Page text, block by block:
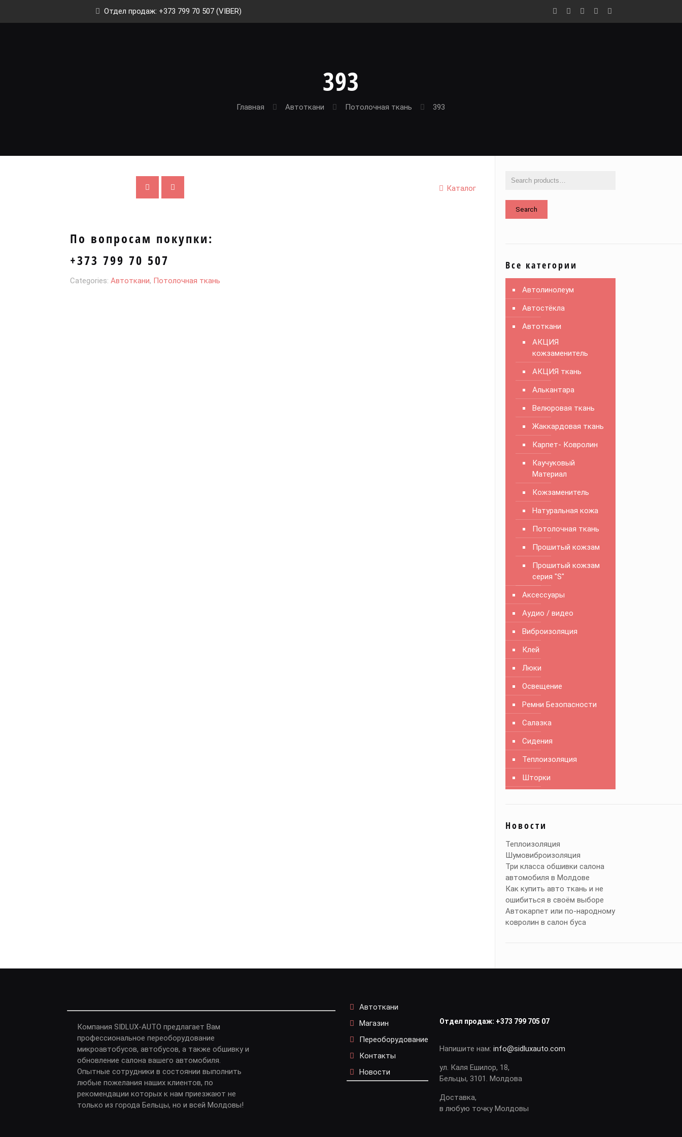
Отдел продаж: +373 799 70 507 (VIBER)
393
Главная Автоткани Потолочная ткань 393
Каталог
По вопросам покупки:
+373 799 70 507
Categories: Автоткани, Потолочная ткань
Search
Все категории
Автолинолеум
Автостёкла
Автоткани
АКЦИЯ
кожзаменитель
АКЦИЯ ткань
Алькантара
Велюровая ткань
Жаккардовая ткань
Карпет- Ковролин
Каучуковый
Материал
Кожзаменитель
Натуральная кожа
Потолочная ткань
Прошитый кожзам
Прошитый кожзам
серия "S"
Аксессуары
Аудио / видео
Виброизоляция
Клей
Люки
Освещение
Ремни Безопасности
Салазка
Сидения
Теплоизоляция
Шторки
Новости
Теплоизоляция
Шумовиброизоляция
Три класса обшивки салона
автомобиля в Молдове
Как купить авто ткань и не
ошибиться в своём выборе
Автокарпет или по-народному
ковролин в салон буса
Компания SIDLUX-AUTO предлагает Вам
профессиональное переоборудование
микроавтобусов, автобусов, а также обшивку и
обновление салона вашего автомобиля.
Опытные сотрудники в состоянии выполнить
любые пожелания наших клиентов, по
рекомендации которых к нам приезжают не
только из города Бельцы, но и всей Молдовы!
Автоткани
Магазин
Переоборудование
Контакты
Новости
Отдел продаж: +373 799 705 07
Напишите нам:info@sidluxauto.com
ул. Каля Ешилор, 18,
Бельцы, 3101. Молдова
Доставка,
в любую точку Молдовы